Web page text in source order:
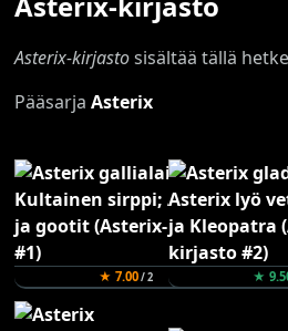
Asterix-kirjastosisältää tällä
PääsarjaAsterix
★ 7.00/ 2 ★